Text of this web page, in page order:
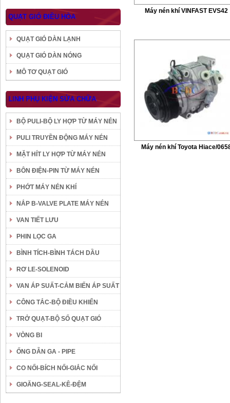
QUẠT GIÓ ĐIỀU HÒA
QUẠT GIÓ DÀN LẠNH
QUẠT GIÓ DÀN NÓNG
MÔ TƠ QUẠT GIÓ
LINH PHỤ KIỆN SỬA CHỮA
BỘ PULI-BỘ LY HỢP TỪ MÁY NÉN
PULI TRUYỀN ĐỘNG MÁY NÉN
MẶT HÍT LY HỢP TỪ MÁY NÉN
BÔN ĐIỆN-PIN TỪ MÁY NÉN
PHỚT MÁY NÉN KHÍ
NẮP B-VALVE PLATE MÁY NÉN
VAN TIẾT LƯU
PHIN LỌC GA
BÌNH TÍCH-BÌNH TÁCH DẦU
RƠ LE-SOLENOID
VAN ÁP SUẤT-CẢM BIẾN ÁP SUẤT
CÔNG TẮC-BỘ ĐIỀU KHIỂN
TRỞ QUẠT-BỘ SỐ QUẠT GIÓ
VÒNG BI
ỐNG DẪN GA - PIPE
CO NỐI-BÍCH NỐI-GIẮC NỐI
GIOĂNG-SEAL-KÊ-ĐỆM
Máy nén khí VINFAST EVS42
Máy nén khí Toyota Hiace/